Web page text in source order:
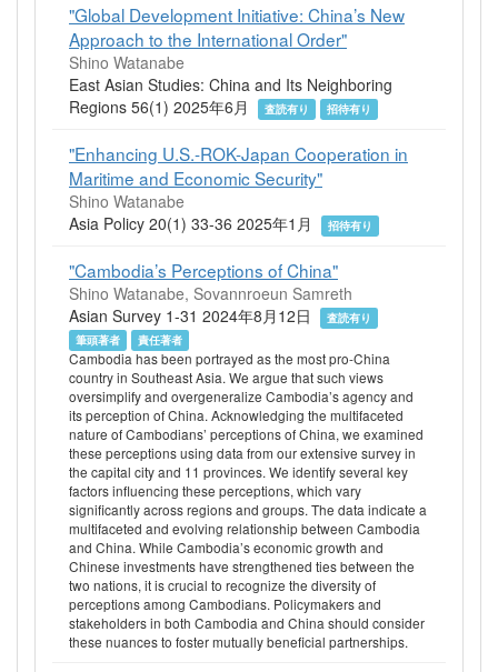
"Global Development Initiative: China’s New
Approach to the International Order"
Shino Watanabe
East Asian Studies: China and Its Neighboring
Regions 56(1) 2025年6月
査読有り 招待有り
"Enhancing U.S.-ROK-Japan Cooperation in
Maritime and Economic Security"
Shino Watanabe
Asia Policy 20(1) 33-36 2025年1月
招待有り
"Cambodia’s Perceptions of China"
Shino Watanabe, Sovannroeun Samreth
Asian Survey 1-31 2024年8月12日
査読有り
筆頭著者
責任著者
Cambodia has been portrayed as the most pro-China
country in Southeast Asia. We argue that such views
oversimplify and overgeneralize Cambodia’s agency and
its perception of China. Acknowledging the multifaceted
nature of Cambodians’ perceptions of China, we examined
these perceptions using data from our extensive survey in
the capital city and 11 provinces. We identify several key
factors influencing these perceptions, which vary
significantly across regions and groups. The data indicate a
multifaceted and evolving relationship between Cambodia
and China. While Cambodia’s economic growth and
Chinese investments have strengthened ties between the
two nations, it is crucial to recognize the diversity of
perceptions among Cambodians. Policymakers and
stakeholders in both Cambodia and China should consider
these nuances to foster mutually beneficial partnerships.